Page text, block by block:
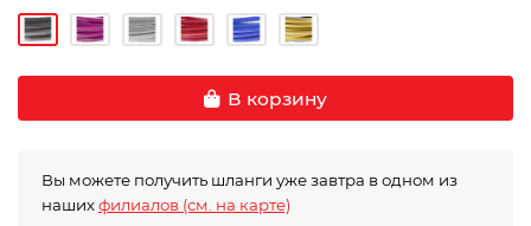
В корзину
Вы можете получить шланги уже завтра в одном из
нашихфилиалов (см. на карте)